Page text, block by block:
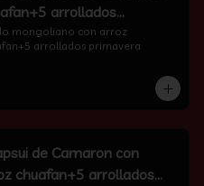
arrollados
mongoliano con arroz
arrollados primavera
de Camaron con
chuafan+5 arrollados